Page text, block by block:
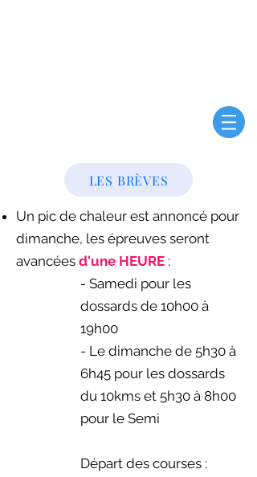
LES BRÈVES
Un pic de chaleur est annoncé pour
dimanche, les épreuves seront
avancées d'une HEURE :
- Samedi pour les
dossards de 10h00 à
19h00
- Le dimanche de 5h30 à
6h45 pour les dossards
du 10kms et 5h30 à 8h00
pour le Semi
Départ des courses :